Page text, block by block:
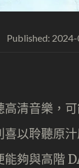
Published:
清音樂，
以聆聽原
夠與高階